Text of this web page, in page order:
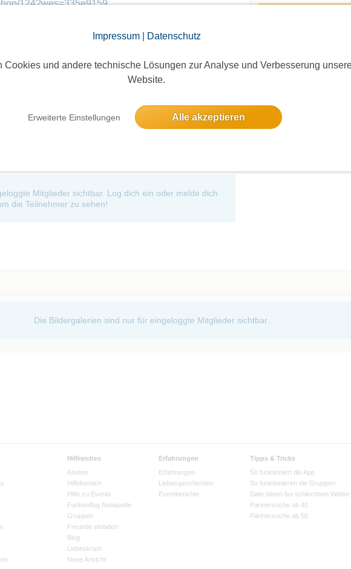
Impressum| Datenschutz
Cookies und andere technische Lösungen zur Analyse und Verbesserung
Website.
Erweiterte Einstellungen Alle akzeptieren
124?wes=335e9159
Für etwaige persönliche und sonstige
Treffen) wird keine Verantwortung/Haftung
Mitglieder sichtbar. Log dich ein oder melde dich
die Teilnehmer zu sehen!
Events der Initiatorin »
Die Bildergalerien sind nur für eingeloggte Mitglieder sichtbar.
Hilfreiches
Kosten
Hilfebereich
Hilfe zu Events
Funkenflug Netiquette
Gruppen
Freunde einladen
Blog
Liebeskram
Neue Ansicht
Erfahrungen
Erfahrungen
Liebesgeschichten
Eventberichte
Tipps & Tricks
So funktioniert die App
So funktionieren die Gruppen
Date-Ideen bei schlechtem Wetter
Partnersuche ab 40
Partnersuche ab 50